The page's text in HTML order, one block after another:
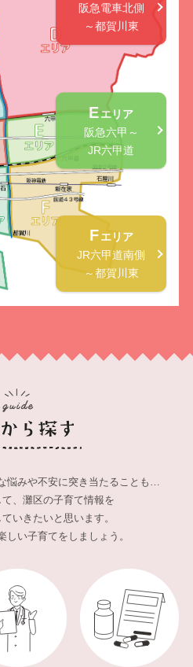
阪急電車北側
～都賀川東
Eエリア
阪急六甲～
JR六甲道
F エリア
JR六甲道南側
～都賀川東
悩みや不安に突き当たることも…
、灘区の子育て情報を
いきたいと思います。
しい子育てをしましょう。